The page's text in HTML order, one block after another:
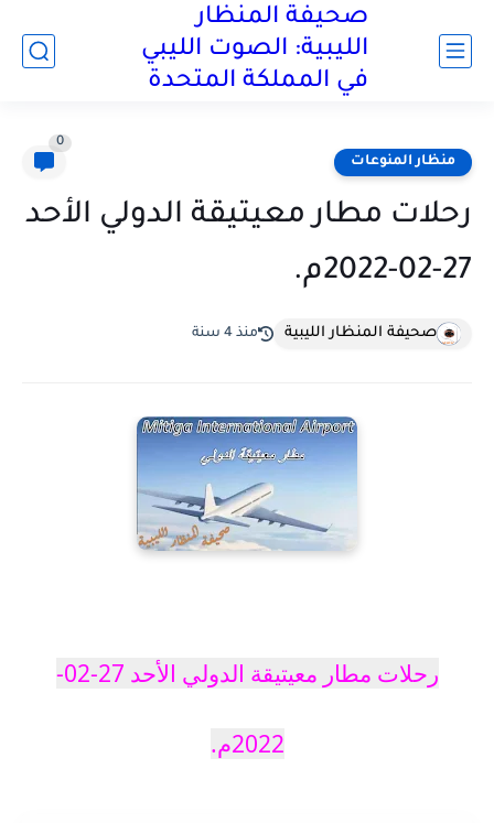
صحيفة المنظار
الليبية: الصوت الليبي
في المملكة المتحدة
منظار المنوعات
0
رحلات مطار معيتيقة الدولي الأحد
27-02-2022م.
صحيفة المنظار الليبية منذ 4 سنة
رحلات مطار معيتيقة الدولي الأحد 27-02-
2022م.